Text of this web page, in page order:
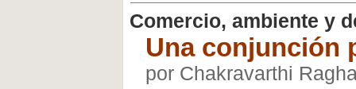
Comercio, ambiente y
Una conjunción
por Chakravarthi